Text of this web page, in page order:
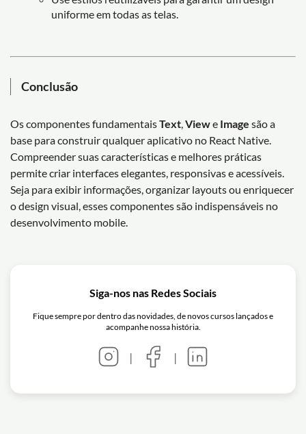
uniforme em todas as telas.
Conclusão
Os componentes fundamentaisText Viewe Image são a
base para construir qualquer aplicativo no React Native.
Compreender suas características e melhores práticas
permite criar interfaces elegantes, responsivas e acessíveis.
Seja para exibir informações, organizar layouts ou enriquecer
o design visual, esses componentes são indispensáveis no
desenvolvimento mobile.
Siga-nos nas Redes Sociais
Fique sempre por dentro das novidades, de novos cursos lançados e
acompanhe nossa história.
| |